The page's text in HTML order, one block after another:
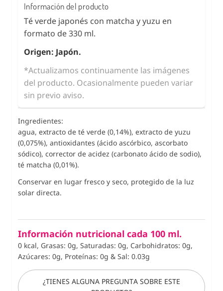
Información del producto
Té verde japonés con matcha y yuzu en
formato de 330 ml.
Origen: Japón.
*Actualizamos continuamente las imágenes
del producto. Ocasionalmente pueden variar
sin previo aviso.
Ingredientes:
agua, extracto de té verde (0,14%), extracto de yuzu
(0,075%), antioxidantes (ácido ascórbico, ascorbato
sódico), corrector de acidez (carbonato ácido de sodio),
té matcha (0,01%).
Conservar en lugar fresco y seco, protegido de la luz
solar directa.
Información nutricional cada 100 ml.
0 kcal, Grasas: 0g, Saturadas: 0g, Carbohidratos: 0g,
Azúcares: 0g, Proteínas: 0g & Sal: 0.03g
¿TIENES ALGUNA PREGUNTA SOBRE ESTE